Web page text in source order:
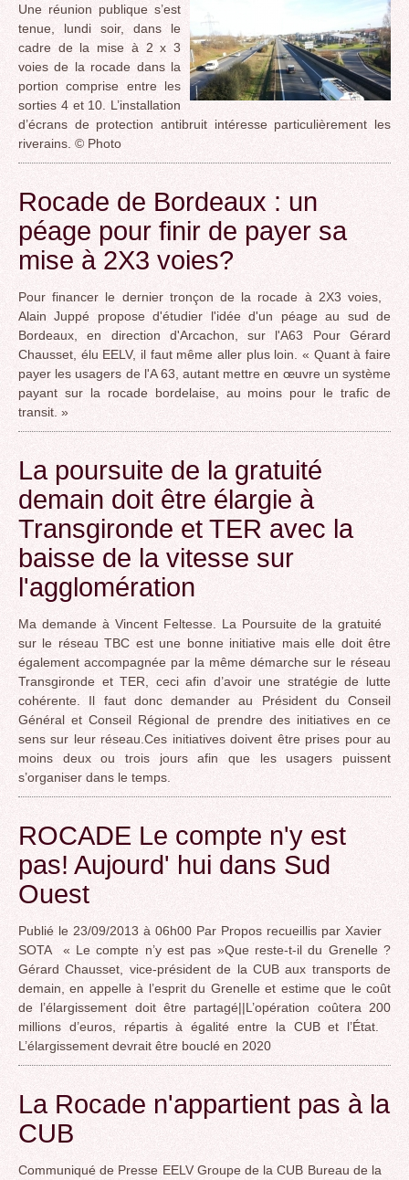
Une réunion publique s’est
tenue, lundi soir, dans le
cadre de la mise à 2 x 3
voies de la rocade dans la
portion comprise entre les
sorties 4 et 10. L’installation
d’écrans de protection antibruit intéresse particulièrement les
riverains. © Photo
Rocade de Bordeaux : un
péage pour finir de payer sa
mise à 2X3 voies?
Pour financer le dernier tronçon de la rocade à 2X3 voies,
Alain Juppé propose d'étudier l'idée d'un péage au sud de
Bordeaux, en direction d'Arcachon, sur l'A63 Pour Gérard
Chausset, élu EELV, il faut même aller plus loin. « Quant à faire
payer les usagers de l'A 63, autant mettre en œuvre un système
payant sur la rocade bordelaise, au moins pour le trafic de
transit. »
La poursuite de la gratuité
demain doit être élargie à
Transgironde et TER avec la
baisse de la vitesse sur
l'agglomération
Ma demande à Vincent Feltesse. La Poursuite de la gratuité
sur le réseau TBC est une bonne initiative mais elle doit être
également accompagnée par la même démarche sur le réseau
Transgironde et TER, ceci afin d’avoir une stratégie de lutte
cohérente. Il faut donc demander au Président du Conseil
Général et Conseil Régional de prendre des initiatives en ce
sens sur leur réseau.Ces initiatives doivent être prises pour au
moins deux ou trois jours afin que les usagers puissent
s’organiser dans le temps.
ROCADE Le compte n'y est
pas! Aujourd' hui dans Sud
Ouest
Publié le 23/09/2013 à 06h00 Par Propos recueillis par Xavier
SOTA « Le compte n’y est pas »Que reste-t-il du Grenelle ?
Gérard Chausset, vice-président de la CUB aux transports de
demain, en appelle à l’esprit du Grenelle et estime que le coût
de l’élargissement doit être partagé||L’opération coûtera 200
millions d’euros, répartis à égalité entre la CUB et l’État.
L’élargissement devrait être bouclé en 2020
La Rocade n'appartient pas à la
CUB
Communiqué de Presse EELV Groupe de la CUB Bureau de la